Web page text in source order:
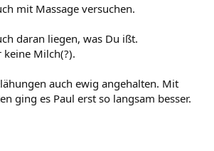
mit Massage versuchen.
daran liegen, was Du ißt.
Milch(?).
auch ewig angehalten. Mit
ging es Paul erst so langsam besser.